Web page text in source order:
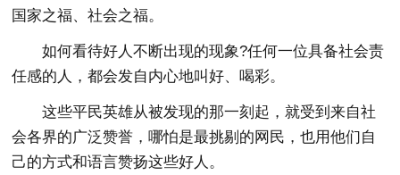
国家之福、社会之福。
如何看待好人不断出现的现象?任何一位具备社会责
任感的人，都会发自内心地叫好、喝彩。
这些平民英雄从被发现的那一刻起，就受到来自社
会各界的广泛赞誉，哪怕是最挑剔的网民，也用他们自
己的方式和语言赞扬这些好人。